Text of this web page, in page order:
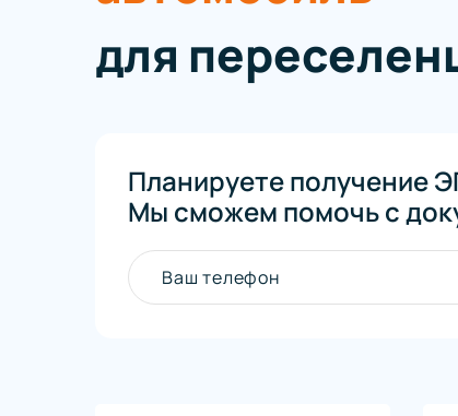
для
Планируете получение
Мы сможем помочь с
Ваш телефон